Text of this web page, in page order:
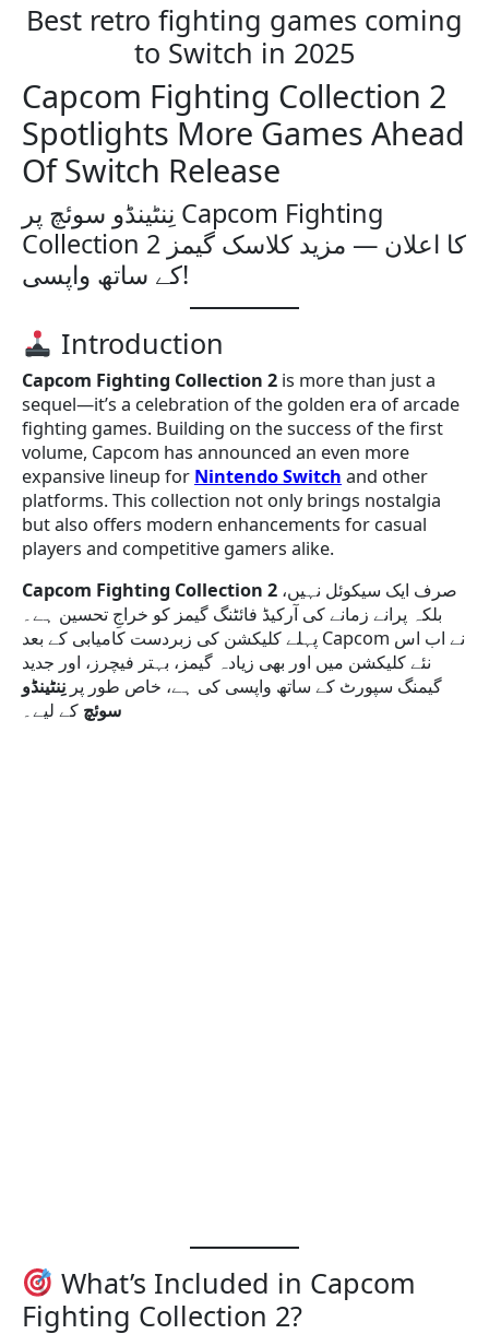
Best retro fighting games coming
to Switch in 2025
Capcom Fighting Collection 2
Spotlights More Games Ahead
Of Switch Release
نِنٹینڈو سوئچ پر Capcom Fighting
Collection 2 کا اعلان — مزید کلاسک گیمز
کے ساتھ واپسی!
Introduction
Capcom Fighting Collection 2 is more than just a
sequel—it’s a celebration of the golden era of arcade
fighting games. Building on the success of the first
volume, Capcom has announced an even more
expansive lineup for Nintendo Switch and other
platforms. This collection not only brings nostalgia
but also offers modern enhancements for casual
players and competitive gamers alike.
Capcom Fighting Collection 2
بلکہ پرانے زمانے کی آرکیڈ فائٹنگ گیمز کو خراجِ تحسین ہے۔
پہلے کلیکشن کی زبردست کامیابی کے بعد Capcom نے اب اس
نئے کلیکشن میں اور بھی زیادہ گیمز، بہتر فیچرز، اور جدید
گیمنگ سپورٹ کے ساتھ واپسی کی ہے، خاص طور پر نِنٹینڈو
سوئچ کے لیے۔
What’s Included in Capcom
Fighting Collection 2?